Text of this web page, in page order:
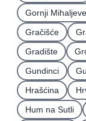
Gornji
Gračišće
Gradište
Gundinci
Hrašćina
Hum na Sutli